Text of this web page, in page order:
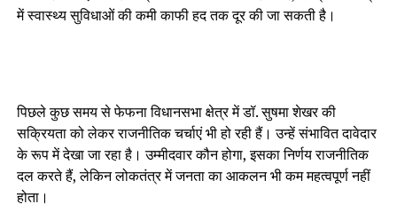
में स्वास्थ्य सुविधाओं की कमी काफी हद तक दूर की जा सकती है।
पिछले कुछ समय से फेफना विधानसभा क्षेत्र में डॉ. सुषमा शेखर की
सक्रियता को लेकर राजनीतिक चर्चाएं भी हो रही हैं। उन्हें संभावित दावेदार
के रूप में देखा जा रहा है। उम्मीदवार कौन होगा, इसका निर्णय राजनीतिक
दल करते हैं, लेकिन लोकतंत्र में जनता का आकलन भी कम महत्वपूर्ण नहीं
होता।